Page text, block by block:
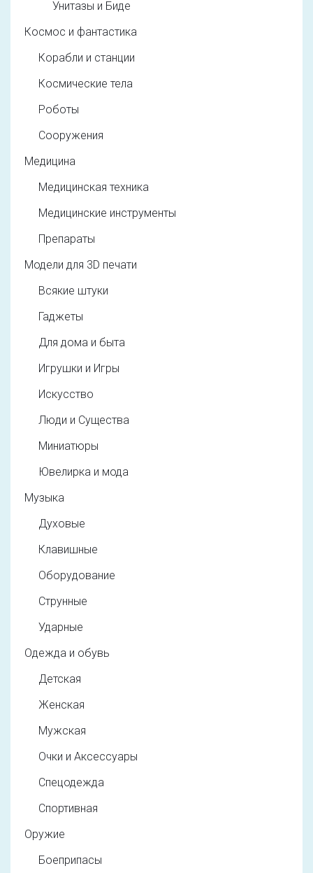
Унитазы и Биде
Космос и фантастика
Корабли и станции
Космические тела
Роботы
Сооружения
Медицина
Медицинская техника
Медицинские инструменты
Препараты
Модели для 3D печати
Всякие штуки
Гаджеты
Для дома и быта
Игрушки и Игры
Искусство
Люди и Существа
Миниатюры
Ювелирка и мода
Музыка
Духовые
Клавишные
Оборудование
Струнные
Ударные
Одежда и обувь
Детская
Женская
Мужская
Очки и Аксессуары
Спецодежда
Спортивная
Оружие
Боеприпасы